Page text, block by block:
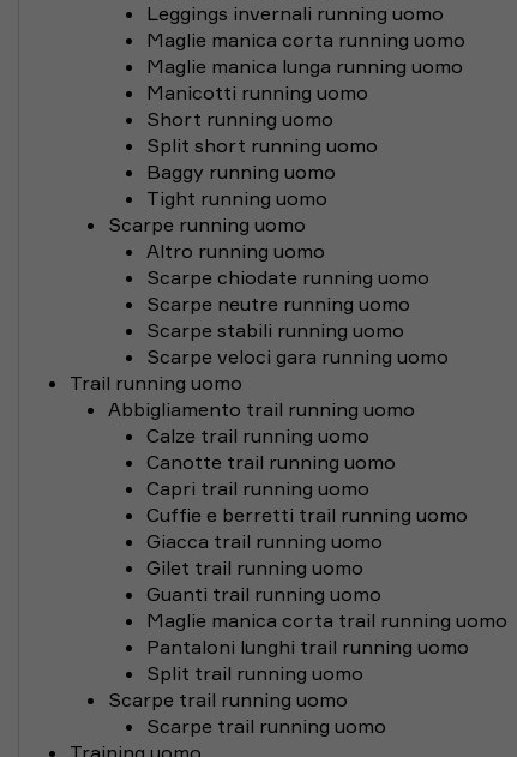
Leggings invernali running uomo
Maglie manica corta running uomo
Maglie manica lunga running uomo
Manicotti running uomo
Short running uomo
Split short running uomo
Baggy running uomo
Tight running uomo
Scarpe running uomo
Altro running uomo
Scarpe chiodate running uomo
Scarpe neutre running uomo
Scarpe stabili running uomo
Scarpe veloci gara running uomo
Trail running uomo
Abbigliamento trail running uomo
Calze trail running uomo
Canotte trail running uomo
Capri trail running uomo
Cuffie e berretti trail running uomo
Giacca trail running uomo
Gilet trail running uomo
Guanti trail running uomo
Maglie manica corta trail running uomo
Pantaloni lunghi trail running uomo
Split trail running uomo
Scarpe trail running uomo
Scarpe trail running uomo
Training uomo